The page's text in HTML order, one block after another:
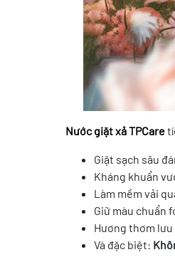
Nước giặt xảTPCare
Giặt sạch sâu
Kháng khuẩn
Làm mềm vải
Giữ màu chuẩn
Hương thơm
Và đặc biệt: